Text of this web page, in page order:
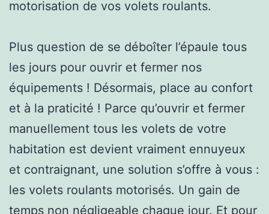
motorisation de vos volets roulants.
Plus question de se déboîter l’épaule tous
les jours pour ouvrir et fermer nos
équipements ! Désormais, place au confort
et à la praticité ! Parce qu’ouvrir et fermer
manuellement tous les volets de votre
habitation est devient vraiment ennuyeux
et contraignant, une solution s’offre à vous :
les volets roulants motorisés. Un gain de
temps non négligeable chaque jour. Et pour